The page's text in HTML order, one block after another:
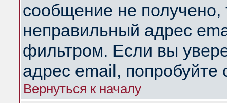
сообщение не получено,
неправильный адрес
фильтром. Если вы
адрес email, попробуйте
Вернуться к началу